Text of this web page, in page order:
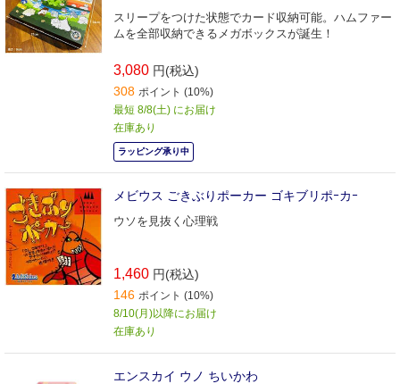
スリープをつけた状態でカード収納可能。ハムファー
ムを全部収納できるメガボックスが誕生！
3,080 円(税込)
308 ポイント (10%)
最短 8/8(土) にお届け
在庫あり
ラッピング承り中
メビウス ごきぶりポーカー ゴキブリポｰカｰ
ウソを見抜く心理戦
1,460 円(税込)
146 ポイント (10%)
8/10(月)以降にお届け
在庫あり
エンスカイ ウノ ちいかわ